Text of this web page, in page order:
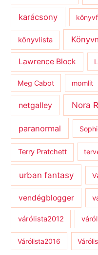
karácsony
könyvlista
Lawrence Block
Meg Cabot momlit
netgalley Nora
paranormal
Terry Pratchett
urban fantasy
vendégblogger
várólista2012
Várólista2016